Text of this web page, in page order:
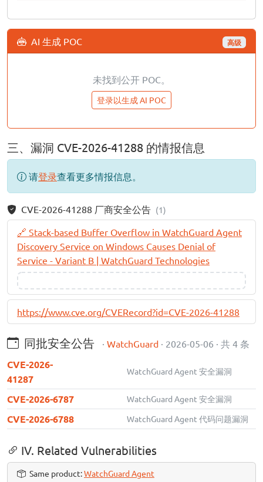
AI 生成 POC 高级
未找到公开 POC。
登录以生成 AI POC
三、漏洞 CVE-2026-41288 的情报信息
请登录查看更多情报信息。
CVE-2026-41288 厂商安全公告 (1)
🔗 Stack-based Buffer Overflow in WatchGuard Agent
Discovery Service on Windows Causes Denial of
Service - Variant B | WatchGuard Technologies
https://www.cve.org/CVERecord?id=CVE-2026-41288
同批安全公告 · WatchGuard · 2026-05-06 · 共 4 条
CVE-2026-
41287
WatchGuard Agent 安全漏洞
CVE-2026-6787 WatchGuard Agent 安全漏洞
CVE-2026-6788 WatchGuard Agent 代码问题漏洞
IV. Related Vulnerabilities
Same product:WatchGuard Agent